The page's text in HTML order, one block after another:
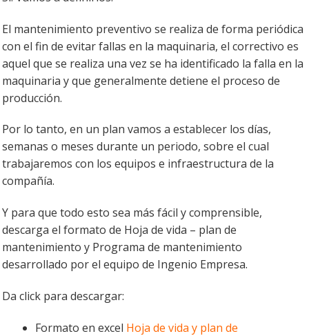
El mantenimiento preventivo se realiza de forma periódica
con el fin de evitar fallas en la maquinaria, el correctivo es
aquel que se realiza una vez se ha identificado la falla en la
maquinaria y que generalmente detiene el proceso de
producción.
Por lo tanto, en un plan vamos a establecer los días,
semanas o meses durante un periodo, sobre el cual
trabajaremos con los equipos e infraestructura de la
compañía.
Y para que todo esto sea más fácil y comprensible,
descarga el formato de Hoja de vida – plan de
mantenimiento y Programa de mantenimiento
desarrollado por el equipo de Ingenio Empresa.
Da click para descargar:
Formato en excel Hoja de vida y plan de